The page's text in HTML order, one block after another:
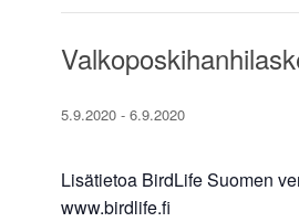
5.9.2020 - 6.9.2020
Lisätietoa BirdLife Suomen
www.birdlife.fi